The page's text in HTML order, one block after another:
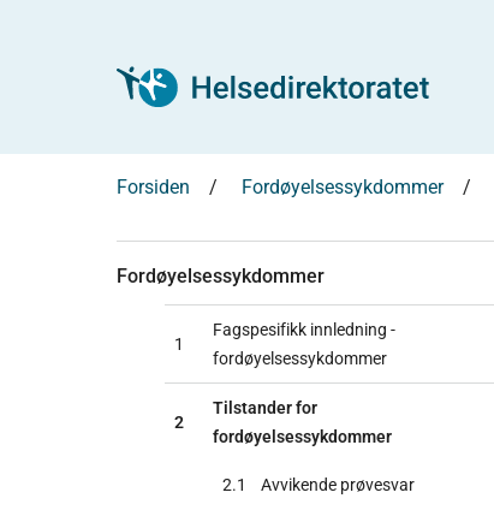
Forsiden Fordøyelsessykdommer
Fordøyelsessykdommer
1
Fagspesifikk innledning -
fordøyelsessykdommer
2
Tilstander for
fordøyelsessykdommer
2.1 Avvikende prøvesvar